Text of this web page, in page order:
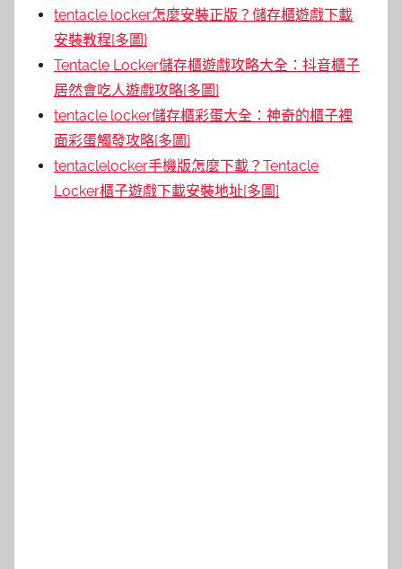
tentacle locker怎麼安裝正版？儲存櫃遊戲下載
安裝教程[多圖]
Tentacle Locker儲存櫃遊戲攻略大全：抖音櫃子
居然會吃人遊戲攻略[多圖]
tentacle locker儲存櫃彩蛋大全：神奇的櫃子裡
面彩蛋觸發攻略[多圖]
tentaclelocker手機版怎麼下載？Tentacle
Locker櫃子遊戲下載安裝地址[多圖]